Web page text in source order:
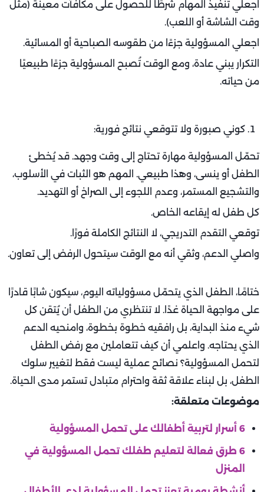
اجعلي تنفيذ المهام شرطًا للحصول على مكافآت معينة (مثل
وقت الشاشة أو اللعب).
اجعلي المسؤولية جزءًا من طقوسه الصباحية أو المسائية.
التكرار يبني عادة، ومع الوقت تُصبح المسؤولية جزءًا طبيعيًا
من حياته.
كوني صبورة ولا تتوقعي نتائج فورية:
تحمّل المسؤولية مهارة تحتاج إلى وقت وجهد. قد يُخطئ
الطفل أو ينسى، وهذا طبيعي. المهم هو الثبات في الأسلوب،
والتشجيع المستمر، وعدم اللجوء إلى الصراخ أو التهديد.
كل طفل له إيقاعه الخاص.
توقعي التقدم التدريجي، لا النتائج الكاملة فورًا.
واصلي الدعم، وثقي أنه مع الوقت سيتحول الرفض إلى تعاون.
ختامًا، الطفل الذي يتحمّل مسؤولياته اليوم، سيكون شابًا قادرًا
على مواجهة الحياة غدًا. لا تنتظري من الطفل أن يُتقن كل
شيء منذ البداية، بل رافقيه خطوة بخطوة، وامنحيه الدعم
الذي يحتاجه. واعلمي أن كيف تتعاملين مع رفض الطفل
لتحمل المسؤولية؟ نصائح عملية ليست فقط لتغيير سلوك
الطفل، بل لبناء علاقة ثقة واحترام متبادل تستمر مدى الحياة.
موضوعات متعلقة:
6 أسرار لتربية أطفالك على تحمل المسؤولية
6 طرق فعالة لتعليم طفلك تحمل المسؤولية في
المنزل